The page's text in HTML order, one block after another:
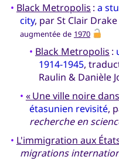
• Black Metropolis : a
city, par St Clair
augmentée de 1970
• Black Metropolis :
1914-1945,
Raulin & Danièle
• « Une ville noire
étasunien revisité,
recherche en
• L'immigration aux
migrations